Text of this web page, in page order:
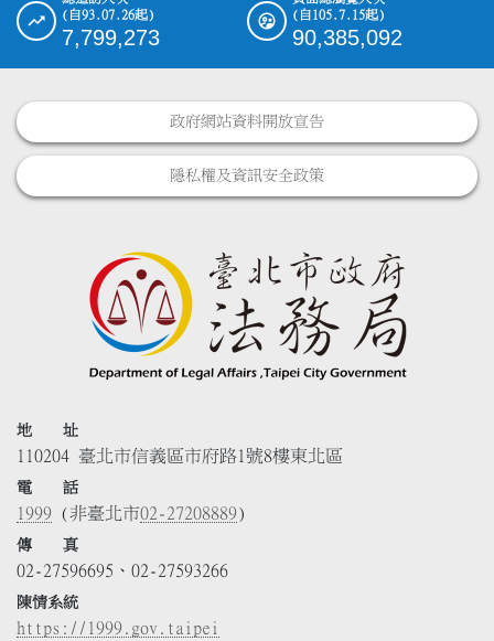
(自93.07.26起)
7,799,273
(自105.7.15起)
90,385,092
政府網站資料開放宣告
隱私權及資訊安全政策
地 址
110204 臺北市信義區市府路1號8樓東北區
電 話
1999 (非臺北市02-27208889)
傳 真
02-27596695、02-27593266
陳情系統
https://1999.gov.taipei